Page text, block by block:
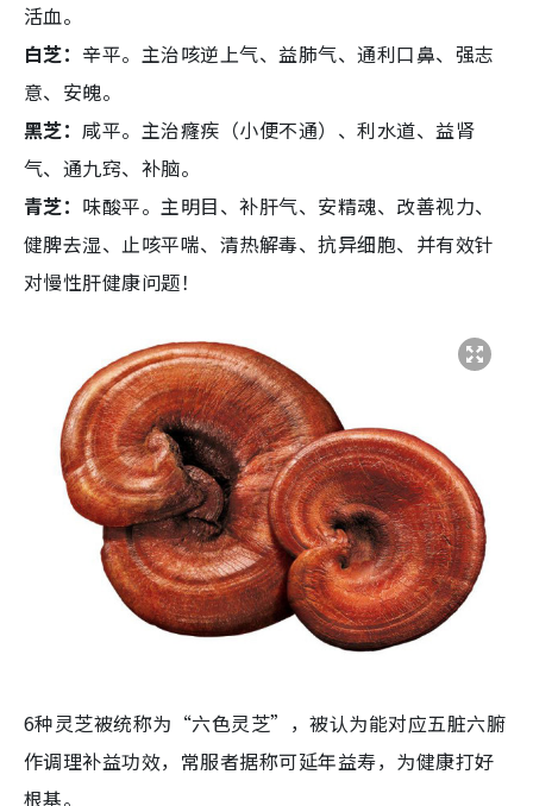
活血。
白芝：辛平。主治咳逆上气、益肺气、通利口鼻、强志
意、安魄。
黑芝：咸平。主治癃疾（小便不通）、利水道、益肾
气、通九窍、补脑。
青芝： 味酸平。主明目、补肝气、安精魂、改善视力、
健脾去湿、止咳平喘、清热解毒、抗异细胞、并有效针
对慢性肝健康问题！
6种灵芝被统称为“六色灵芝”，被认为能对应五脏六腑
作调理补益功效，常服者据称可延年益寿，为健康打好
根基。